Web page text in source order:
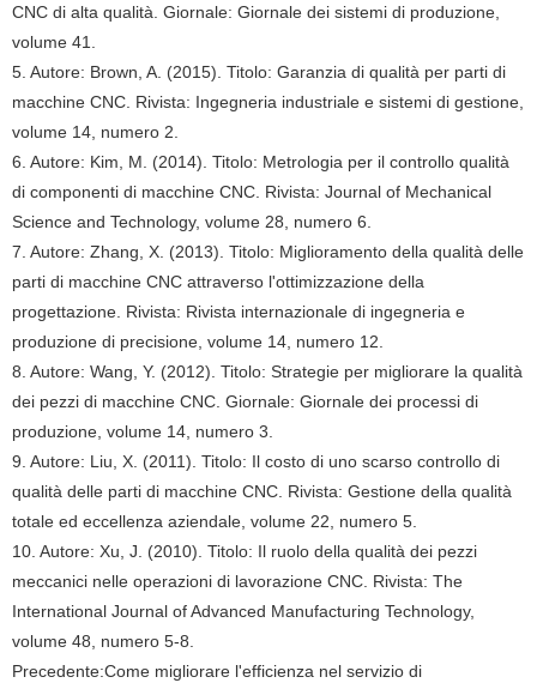
CNC di alta qualità. Giornale: Giornale dei sistemi di produzione,
volume 41.
5. Autore: Brown, A. (2015). Titolo: Garanzia di qualità per parti di
macchine CNC. Rivista: Ingegneria industriale e sistemi di gestione,
volume 14, numero 2.
6. Autore: Kim, M. (2014). Titolo: Metrologia per il controllo qualità
di componenti di macchine CNC. Rivista: Journal of Mechanical
Science and Technology, volume 28, numero 6.
7. Autore: Zhang, X. (2013). Titolo: Miglioramento della qualità delle
parti di macchine CNC attraverso l'ottimizzazione della
progettazione. Rivista: Rivista internazionale di ingegneria e
produzione di precisione, volume 14, numero 12.
8. Autore: Wang, Y. (2012). Titolo: Strategie per migliorare la qualità
dei pezzi di macchine CNC. Giornale: Giornale dei processi di
produzione, volume 14, numero 3.
9. Autore: Liu, X. (2011). Titolo: Il costo di uno scarso controllo di
qualità delle parti di macchine CNC. Rivista: Gestione della qualità
totale ed eccellenza aziendale, volume 22, numero 5.
10. Autore: Xu, J. (2010). Titolo: Il ruolo della qualità dei pezzi
meccanici nelle operazioni di lavorazione CNC. Rivista: The
International Journal of Advanced Manufacturing Technology,
volume 48, numero 5-8.
Precedente:Come migliorare l'efficienza nel servizio di